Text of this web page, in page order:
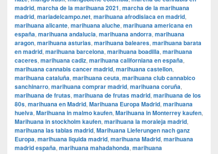
madrid, marcha de la marihuana 2021, marcha de la marihuana
madrid, mariadelcampo.net, marihuana afrodisiaca en madrid,
marihuana alicante, marihuana aluche, marihuana americana en
españa, marihuana andalucia, marihuana andorra, marihuana
aragon, marihuana asturias, marihuana baleares, marihuana barata
en madrid, marihuana barcelona, marihuana boadilla, marihuana
caceres, marihuana cadiz, marihuana californiana en españa,
marihuana cannabis cancer madrid, marihuana castellon,
marihuana cataluña, marihuana ceuta, marihuana club cannabico
sanchinarro, marihuana comprar madrid, marihuana coruña,
marihuana de frutas, marihuana de frutas madrid, marihuana de los
80s, marihuana en Madrid, Marihuana Europa Madrid, marihuana
huelva, Marihuana in malmo kaufen, Marihuana in Monterrey kaufen,
Marihuana in stockholm kaufen, marihuana la moraleja madrid,
marihuana las tablas madrid, Marihuana Lieferungen nach ganz
Europa, marihuana liquida madrid, marihuana Madrid, marihuana
madrid españa, marihuana mahadahonda, marihuana